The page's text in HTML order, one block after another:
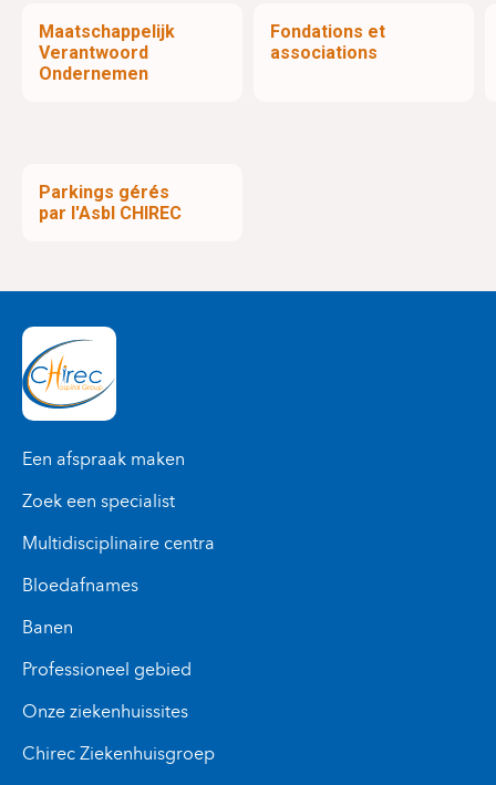
Anesthesiologie
Klinische biologie
Geriatrie
Metabolica ( inwendige geneeskunde,
nefrologie/dialyse, endocrinologie)
psychiatrie/neuropsychologie,
Oncologie (radiotherapie, oncologische
klinieken)
Oogheelkunde
Hoofd en nek (NKO, stomatologie,
chirurgie)
Maatschappelijk
Verantwoord
Ondernemen
Fondations et
associations
Parkings gérés
par l'Asbl CHIREC
Een afspraak maken
Zoek een specialist
Multidisciplinaire centra
Bloedafnames
Banen
Professioneel gebied
Onze ziekenhuissites
Chirec Ziekenhuisgroep